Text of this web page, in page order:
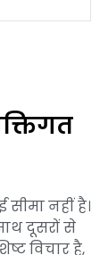
नहीं है।
दूसरों से
विचार है,